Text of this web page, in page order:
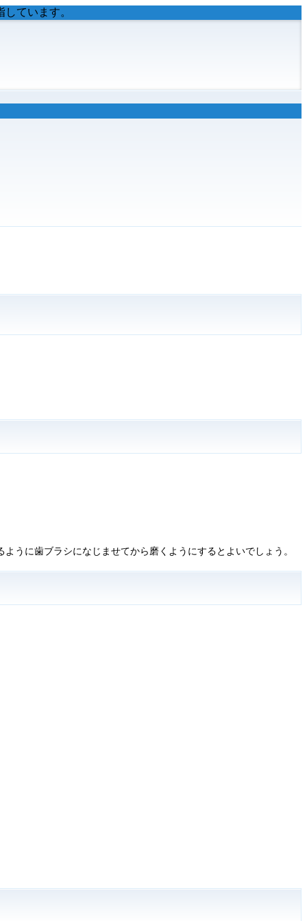
ています。
うに歯ブラシになじませてから磨くようにするとよいでしょう。